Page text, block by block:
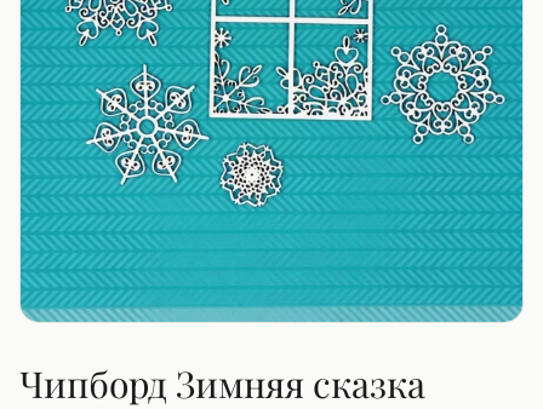
Чипборд Зимняя сказка